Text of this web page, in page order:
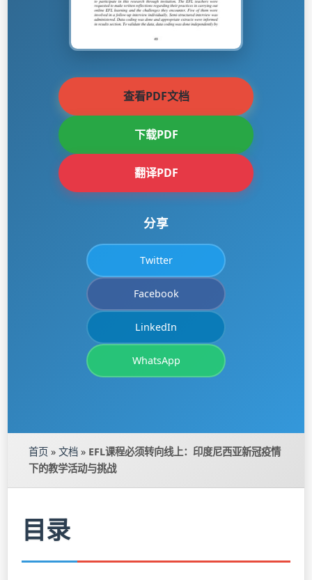
查看PDF文档
下载PDF
翻译PDF
分享
Twitter
Facebook
LinkedIn
WhatsApp
首页 » 文档 » EFL课程必须转向线上：印度尼西亚新冠疫情
下的教学活动与挑战
目录